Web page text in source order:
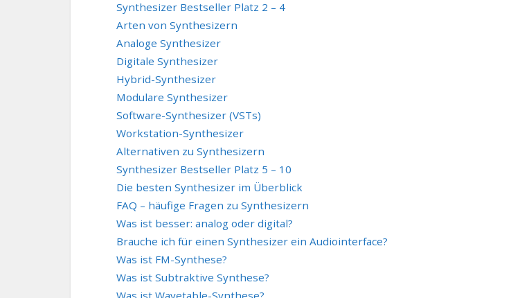
Synthesizer Bestseller Platz 2 – 4
Arten von Synthesizern
Analoge Synthesizer
Digitale Synthesizer
Hybrid-Synthesizer
Modulare Synthesizer
Software-Synthesizer (VSTs)
Workstation-Synthesizer
Alternativen zu Synthesizern
Synthesizer Bestseller Platz 5 – 10
Die besten Synthesizer im Überblick
FAQ – häufige Fragen zu Synthesizern
Was ist besser: analog oder digital?
Brauche ich für einen Synthesizer ein Audiointerface?
Was ist FM-Synthese?
Was ist Subtraktive Synthese?